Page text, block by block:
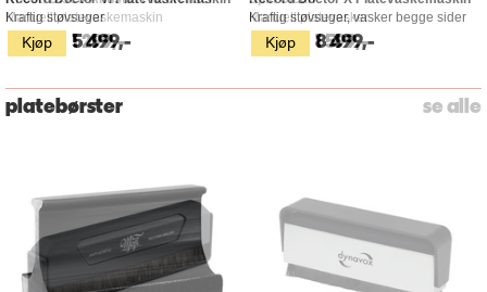
Kjøp
Kraftig støvsuger
5 499,- Kjøp
Kraftig støvsuger, vasker begge sider
8 499,-
platebørster se alle